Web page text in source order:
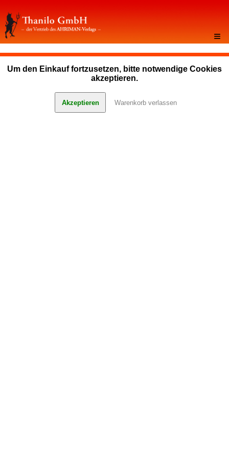
≡
Um den Einkauf fortzusetzen, bitte notwendige Cookies
akzeptieren.
Akzeptieren Warenkorb verlassen